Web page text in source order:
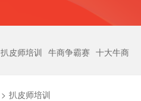
扒皮师培训 牛商争霸赛 十大牛商
> 扒皮师培训